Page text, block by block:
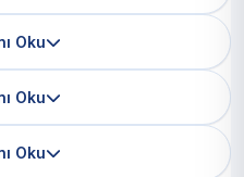
Oku
Oku
Oku